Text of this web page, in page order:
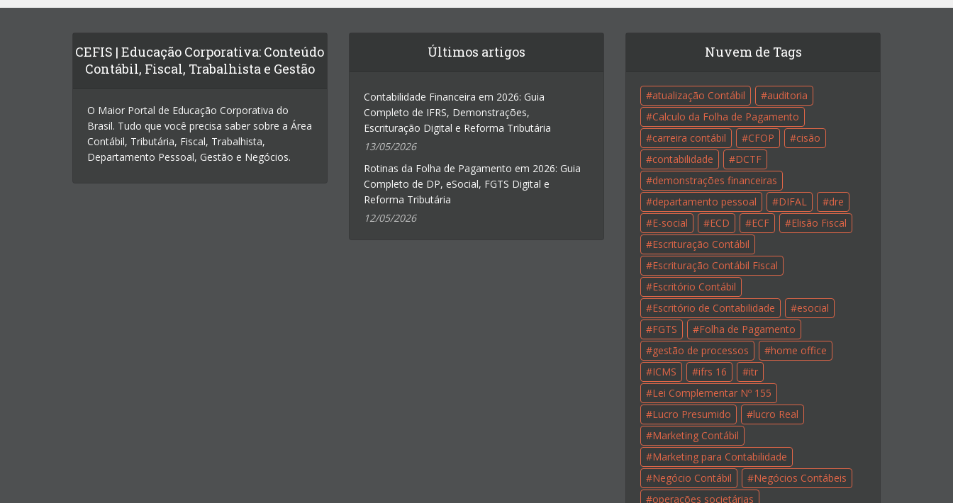
CEFIS | Educação Corporativa: Conteúdo
Contábil, Fiscal, Trabalhista e Gestão
O Maior Portal de Educação Corporativa do
Brasil. Tudo que você precisa saber sobre a Área
Contábil, Tributária, Fiscal, Trabalhista,
Departamento Pessoal, Gestão e Negócios.
Últimos artigos
Contabilidade Financeira em 2026: Guia
Completo de IFRS, Demonstrações,
Escrituração Digital e Reforma Tributária
13/05/2026
Rotinas da Folha de Pagamento em 2026: Guia
Completo de DP, eSocial, FGTS Digital e
Reforma Tributária
12/05/2026
Nuvem de Tags
atualização Contábil
auditoria
Calculo da Folha de Pagamento
carreira contábil
CFOP
cisão
contabilidade
DCTF
demonstrações financeiras
departamento pessoal
DIFAL
dre
E-social
ECD ECF
Elisão Fiscal
Escrituração Contábil
Escrituração Contábil Fiscal
Escritório Contábil
Escritório de Contabilidade
esocial
FGTS
Folha de Pagamento
gestão de processos
home office
ICMS
ifrs 16
itr
Lei Complementar Nº 155
Lucro Presumido
lucro Real
Marketing Contábil
Marketing para Contabilidade
Negócio Contábil
Negócios Contábeis
operações societárias